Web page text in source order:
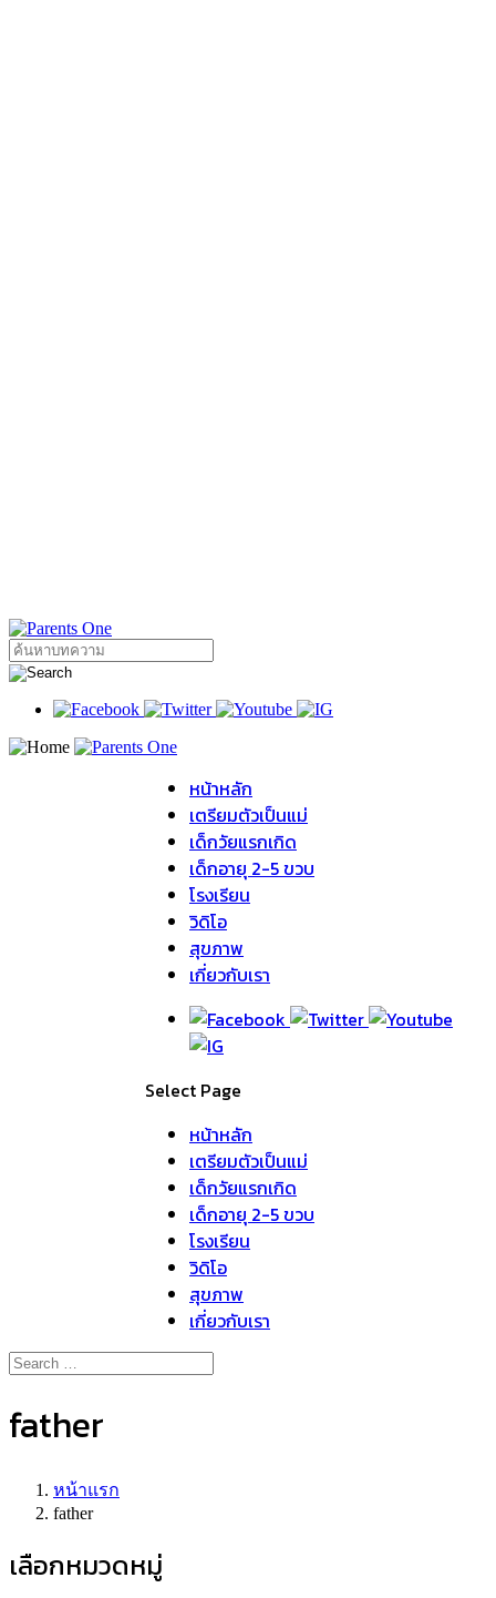
หน้าหลัก
เตรียมตัวเป็นแม่
เด็กวัยแรกเกิด
เด็กอายุ 2-5 ขวบ
โรงเรียน
วิดิโอ
สุขภาพ
เกี่ยวกับเรา
Select Page
หน้าหลัก
เตรียมตัวเป็นแม่
เด็กวัยแรกเกิด
เด็กอายุ 2-5 ขวบ
โรงเรียน
วิดิโอ
สุขภาพ
เกี่ยวกับเรา
father
หน้าแรก
father
เลือกหมวดหมู่